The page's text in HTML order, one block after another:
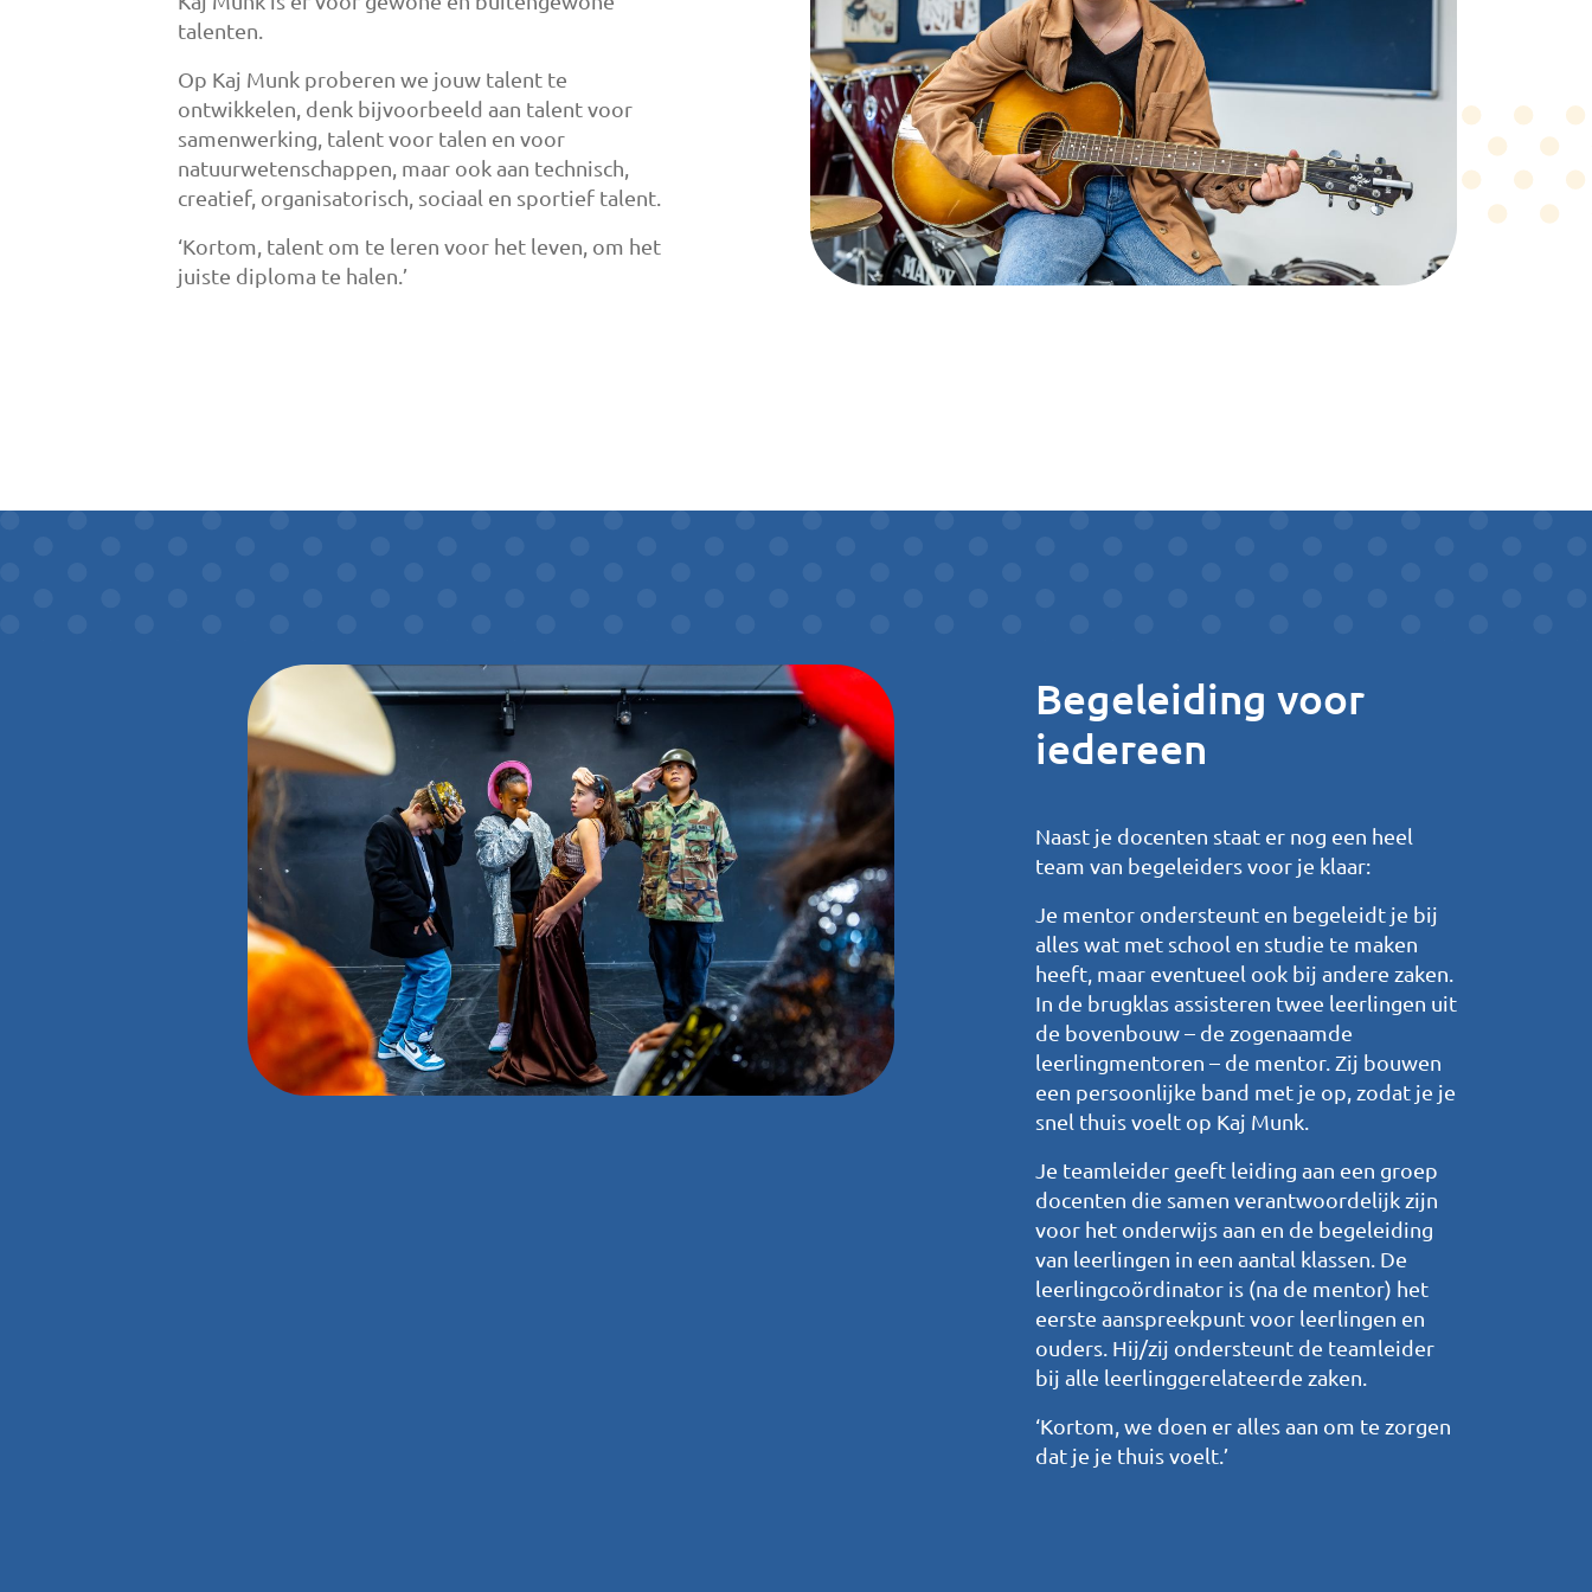
talenten.
Op Kaj Munk proberen we jouw talent te
ontwikkelen, denk bijvoorbeeld aan talent voor
samenwerking, talent voor talen en voor
natuurwetenschappen, maar ook aan technisch,
creatief, organisatorisch, sociaal en sportief talent.
‘Kortom, talent om te leren voor het leven, om het
juiste diploma te halen.’
Begeleiding voor
iedereen
Naast je docenten staat er nog een heel
team van begeleiders voor je klaar:
Je mentor ondersteunt en begeleidt je bij
alles wat met school en studie te maken
heeft, maar eventueel ook bij andere zaken.
In de brugklas assisteren twee leerlingen uit
de bovenbouw – de zogenaamde
leerlingmentoren – de mentor. Zij bouwen
een persoonlijke band met je op, zodat je je
snel thuis voelt op Kaj Munk.
Je teamleider geeft leiding aan een groep
docenten die samen verantwoordelijk zijn
voor het onderwijs aan en de begeleiding
van leerlingen in een aantal klassen. De
leerlingcoördinator is (na de mentor) het
eerste aanspreekpunt voor leerlingen en
ouders. Hij/zij ondersteunt de teamleider
bij alle leerlinggerelateerde zaken.
‘Kortom, we doen er alles aan om te zorgen
dat je je thuis voelt.’